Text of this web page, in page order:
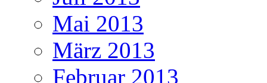
Mai 2013
März 2013
Februar 2013